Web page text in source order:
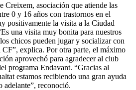
Creixem, asociación que atiende las
0 y 16 años con trastornos en el
positivamente la visita a la Ciudad
una visita muy bonita para nuestros
chicos pueden jugar y socializar con
explica. Por otra parte, el máximo
aprovechó para agradecer al club
programa Endavant. “Gracias al
estamos recibiendo una gran ayuda
adelante”, reconoció.